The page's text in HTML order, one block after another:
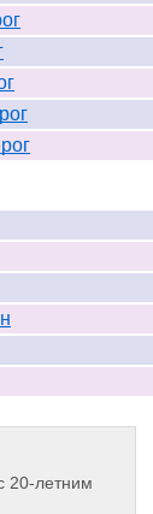
20-летним